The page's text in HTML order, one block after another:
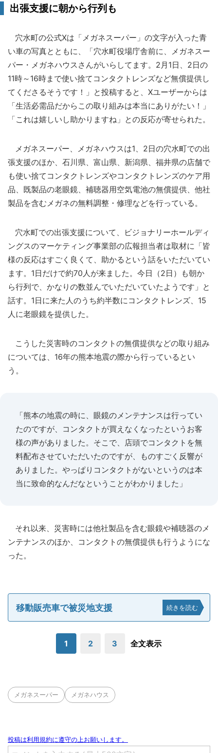
出張支援に朝から行列も
穴水町の公式Xは「メガネスーパー」の文字が入った青
い車の写真とともに、「穴水町役場庁舎前に、メガネスー
パー・メガネハウスさんがいらしてます。2月1日、2日の
11時～16時まで使い捨てコンタクトレンズなど無償提供し
てくださるそうです！」と投稿すると、Xユーザーからは
「生活必需品だからこの取り組みは本当にありがたい！」
「これは嬉しいし助かりますね」との反応が寄せられた。
メガネスーパー、メガネハウスは1、2日の穴水町での出
張支援のほか、石川県、富山県、新潟県、福井県の店舗で
も使い捨てコンタクトレンズやコンタクトレンズのケア用
品、既製品の老眼鏡、補聴器用空気電池の無償提供、他社
製品を含むメガネの無料調整・修理などを行っている。
穴水町での出張支援について、ビジョナリーホールディ
ングスのマーケティング事業部の広報担当者は取材に「皆
様の反応はすごく良くて、助かるという話をいただいてい
ます。1日だけで約70人が来ました。今日（2日）も朝か
ら行列で、かなりの数並んでいただいていたようです」と
話す。1日に来た人のうち約半数にコンタクトレンズ、15
人に老眼鏡を提供した。
こうした災害時のコンタクトの無償提供などの取り組み
については、16年の熊本地震の際から行っているとい
う。
「熊本の地震の時に、眼鏡のメンテナンスは行ってい
たのですが、コンタクトが買えなくなったというお客
様の声がありました。そこで、店頭でコンタクトを無
料配布させていただいたのですが、ものすごく反響が
ありました。やっぱりコンタクトがないというのは本
当に致命的なんだなということがわかりました」
それ以来、災害時には他社製品を含む眼鏡や補聴器のメ
ンテナンスのほか、コンタクトの無償提供も行うようにな
った。
移動販売車で被災地支援 続きを読む
1 2 3 全文表示
メガネスーパー メガネハウス